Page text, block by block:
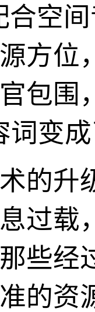
空
方位
包围
词变
的升
过载
些经
的资